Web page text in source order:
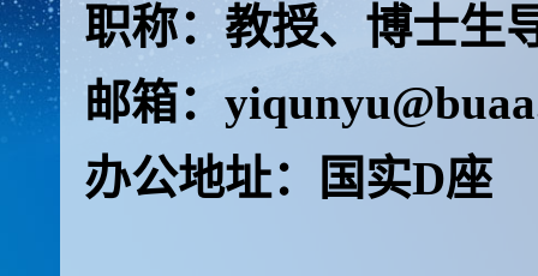
职称：教授、博士生
邮箱：
办公地址：国实D座